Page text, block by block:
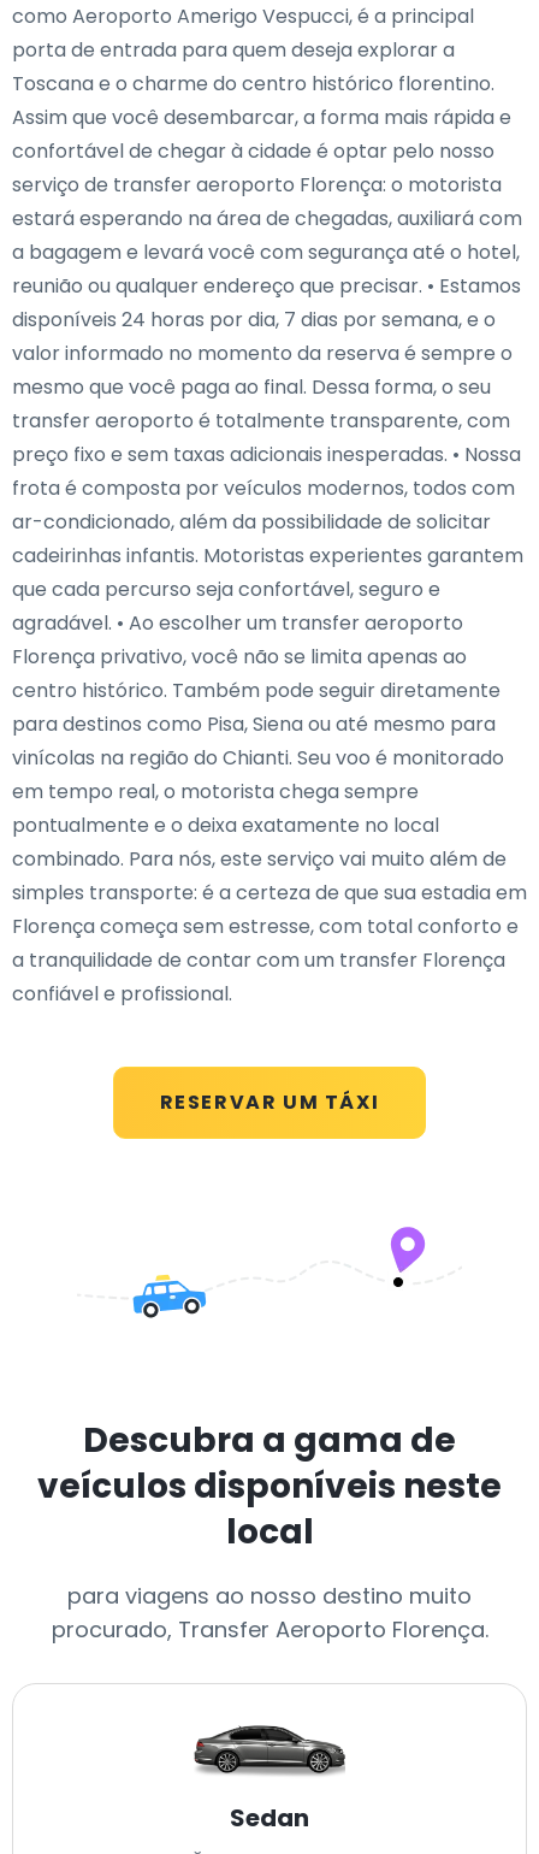
RESERVAR UM TÁXI
como Aeroporto Amerigo Vespucci, é a principal
porta de entrada para quem deseja explorar a
Toscana e o charme do centro histórico florentino.
Assim que você desembarcar, a forma mais rápida e
confortável de chegar à cidade é optar pelo nosso
serviço de transfer aeroporto Florença: o motorista
estará esperando na área de chegadas, auxiliará com
a bagagem e levará você com segurança até o hotel,
reunião ou qualquer endereço que precisar. • Estamos
disponíveis 24 horas por dia, 7 dias por semana, e o
valor informado no momento da reserva é sempre o
mesmo que você paga ao final. Dessa forma, o seu
transfer aeroporto é totalmente transparente, com
preço fixo e sem taxas adicionais inesperadas. • Nossa
frota é composta por veículos modernos, todos com
ar-condicionado, além da possibilidade de solicitar
cadeirinhas infantis. Motoristas experientes garantem
que cada percurso seja confortável, seguro e
agradável. • Ao escolher um transfer aeroporto
Florença privativo, você não se limita apenas ao
centro histórico. Também pode seguir diretamente
para destinos como Pisa, Siena ou até mesmo para
vinícolas na região do Chianti. Seu voo é monitorado
em tempo real, o motorista chega sempre
pontualmente e o deixa exatamente no local
combinado. Para nós, este serviço vai muito além de
simples transporte: é a certeza de que sua estadia em
Florença começa sem estresse, com total conforto e
a tranquilidade de contar com um transfer Florença
confiável e profissional.
Descubra a gama de
veículos disponíveis neste
local
para viagens ao nosso destino muito
procurado, Transfer Aeroporto Florença.
Sedan